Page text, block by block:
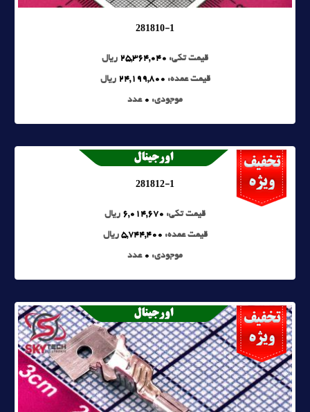
281810-1
قیمت تکی: 25,364,040 ریال
قیمت عمده: 24,199,800 ریال
موجودی: 0 عدد
281812-1
قیمت تکی: 6,014,670 ریال
قیمت عمده: 5,744,400 ریال
موجودی: 0 عدد